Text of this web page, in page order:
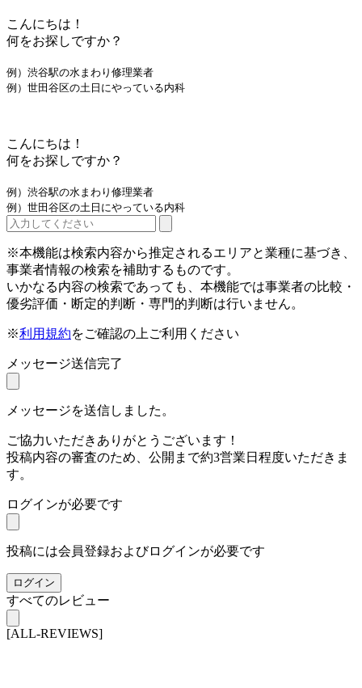
こんにちは！
何をお探しですか？
例）渋谷駅の水まわり修理業者
例）世田谷区の土日にやっている内科
こんにちは！
何をお探しですか？
例）渋谷駅の水まわり修理業者
例）世田谷区の土日にやっている内科
※本機能は検索内容から推定されるエリアと業種に基づき、
事業者情報の検索を補助するものです。
いかなる内容の検索であっても、本機能では事業者の比較・
優劣評価・断定的判断・専門的判断は行いません。
※利用規約をご確認の上ご利用ください
メッセージ送信完了
メッセージを送信しました。
ご協力いただきありがとうございます！
投稿内容の審査のため、公開まで約3営業日程度いただきま
す。
ログインが必要です
投稿には会員登録およびログインが必要です
ログイン
すべてのレビュー
[ALL-REVIEWS]